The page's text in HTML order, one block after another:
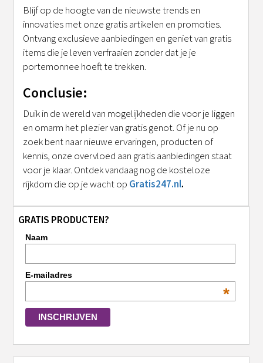
GRATIS PRODUCTEN?
Naam
E-mailadres
*
Blijf op de hoogte van de nieuwste trends en
innovaties met onze gratis artikelen en promoties.
Ontvang exclusieve aanbiedingen en geniet van gratis
items die je leven verfraaien zonder dat je je
portemonnee hoeft te trekken.
Conclusie:
Duik in de wereld van mogelijkheden die voor je liggen
en omarm het plezier van gratis genot. Of je nu op
zoek bent naar nieuwe ervaringen, producten of
kennis, onze overvloed aan gratis aanbiedingen staat
voor je klaar. Ontdek vandaag nog de kosteloze
rijkdom die op je wacht op Gratis247.nl.